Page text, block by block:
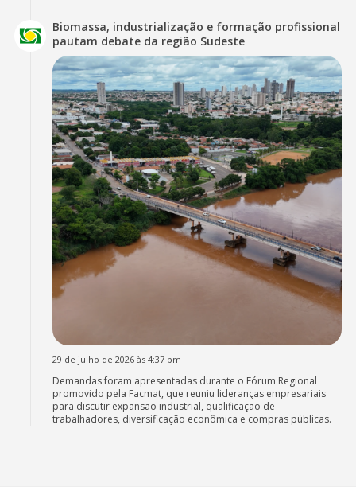
Biomassa, industrialização e formação profissional
pautam debate da região Sudeste
29 de julho de 2026 às 4:37 pm
Demandas foram apresentadas durante o Fórum Regional
promovido pela Facmat, que reuniu lideranças empresariais
para discutir expansão industrial, qualificação de
trabalhadores, diversificação econômica e compras públicas.